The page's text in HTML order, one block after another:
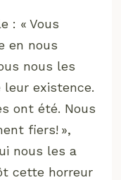
: « Vous
en nous
nous les
leur existence.
ont été. Nous
fiers! »,
nous les a
cette horreur